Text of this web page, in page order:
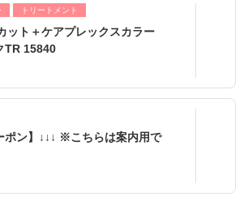
トリートメント
ット＋ケアプレックスカラー
TR 15840
ポン】↓↓↓ ※こちらは案内用で